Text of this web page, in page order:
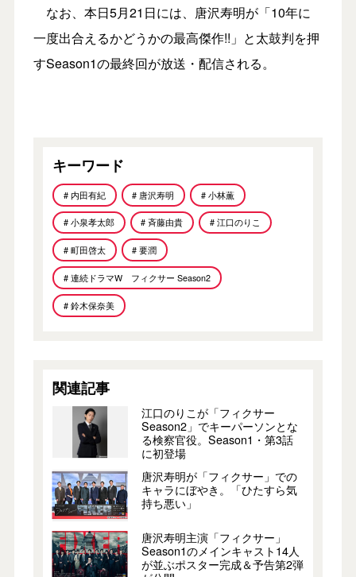
なお、本日5月21日には、唐沢寿明が「10年に
一度出合えるかどうかの最高傑作!!」と太鼓判を押
すSeason1の最終回が放送・配信される。
キーワード
# 内田有紀 # 唐沢寿明 # 小林薫
# 小泉孝太郎 # 斉藤由貴 # 江口のりこ
# 町田啓太 # 要潤
# 連続ドラマW フィクサー Season2
# 鈴木保奈美
関連記事
江口のりこが「フィクサー
Season2」でキーパーソンとな
る検察官役。Season1・第3話
に初登場
唐沢寿明が「フィクサー」での
キャラにぼやき。「ひたすら気
持ち悪い」
唐沢寿明主演「フィクサー」
Season1のメインキャスト14人
が並ぶポスター完成＆予告第2弾